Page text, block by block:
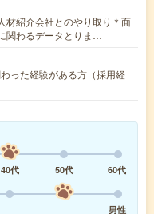
材紹介会社とのやり取り＊面
関わるデータとりま…
った経験がある方（採用経
40代 50代
60代
男性